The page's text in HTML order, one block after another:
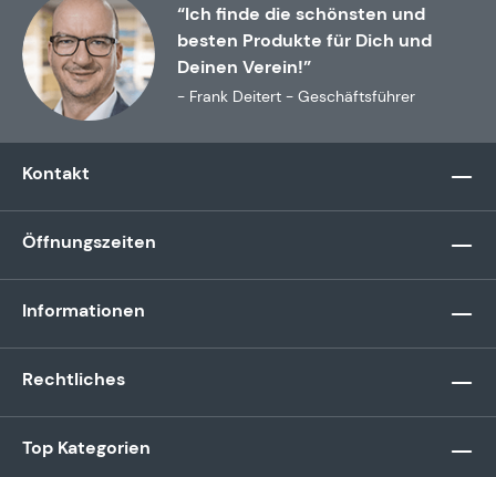
“Ich finde die schönsten und
besten Produkte für Dich und
Deinen Verein!”
- Frank Deitert - Geschäftsführer
Kontakt
Öffnungszeiten
Informationen
Rechtliches
Top Kategorien